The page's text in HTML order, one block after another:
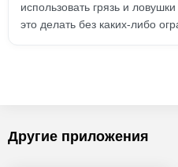
использовать грязь и
это делать без каких-либо
Другие приложения